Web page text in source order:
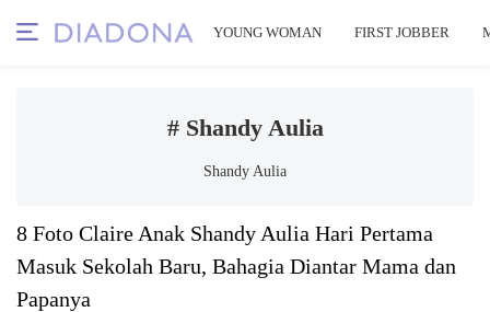
YOUNG WOMAN FIRST JOBBER
# Shandy Aulia
Shandy Aulia
8 Foto Claire Anak Shandy Aulia Hari Pertama
Masuk Sekolah Baru, Bahagia Diantar Mama dan
Papanya